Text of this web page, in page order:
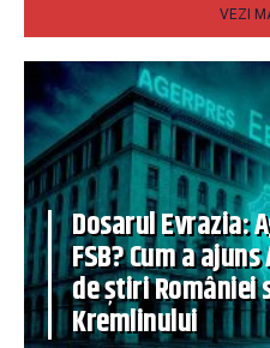
VEZI
Dosarul Evrazia:
FSB? Cum a
de știri României
Kremlinului